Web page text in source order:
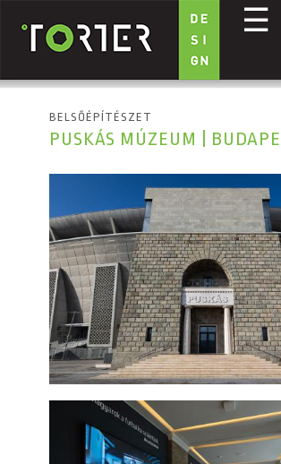
Ugrás a tartalomra
☰
BELSŐÉPÍTÉSZET
PUSKÁS MÚZEUM |